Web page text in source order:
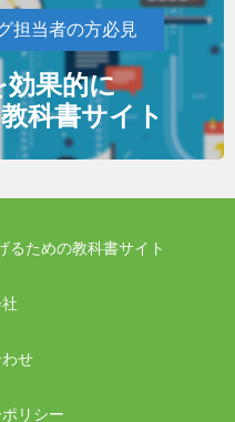
担当者の方必見
効果的に
科書サイト
るための教科書サイト
せ
リシー